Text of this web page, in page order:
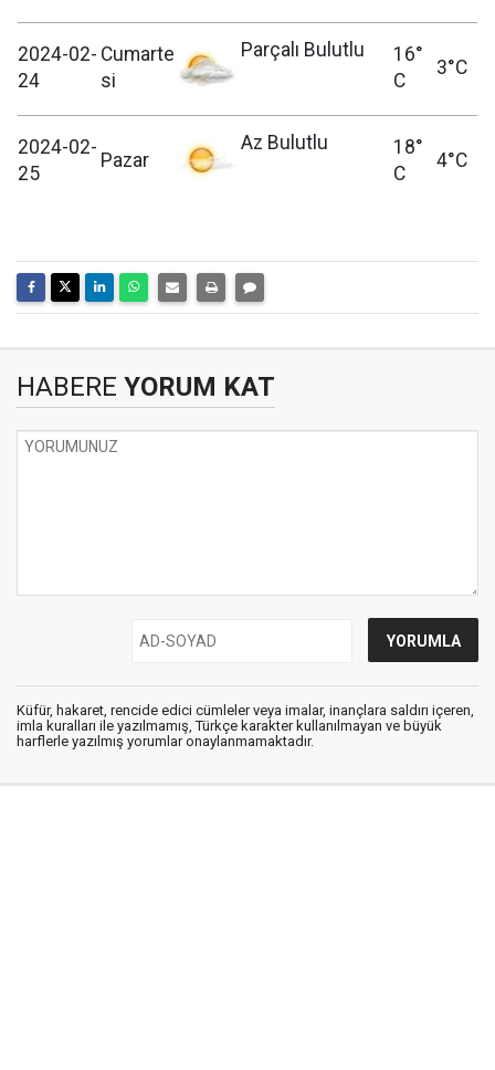
2024-02-
24
Cumarte
si
Parçalı Bulutlu
16°
C
3°C
2024-02-
25
Pazar
Az Bulutlu
18°
C
4°C
HABERE YORUM KAT
Küfür, hakaret, rencide edici cümleler veya imalar, inançlara saldırı içeren,
imla kuralları ile yazılmamış, Türkçe karakter kullanılmayan ve büyük
harflerle yazılmış yorumlar onaylanmamaktadır.